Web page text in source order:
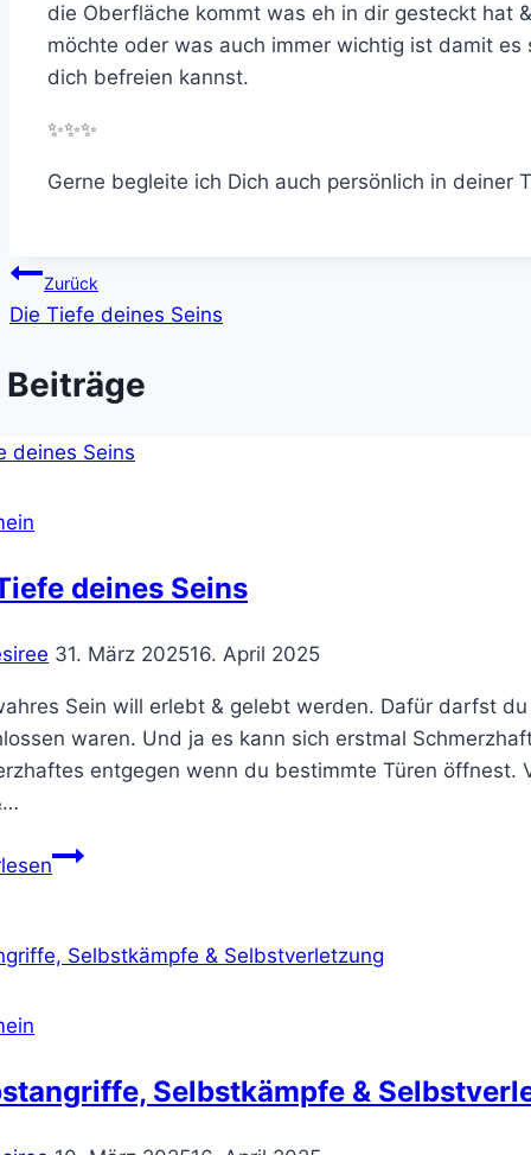
die Oberfläche kommt was eh in dir gesteckt hat
möchte oder was auch immer wichtig ist damit
dich befreien kannst.
✨✨✨
Gerne begleite ich Dich auch persönlich in deiner
Beitragsnavigation
Zurück
Die Tiefe deines Seins
deines Seins
31. März 202516. April 2025
Sein will erlebt & gelebt werden. Dafür darfst
waren. Und ja es kann sich erstmal
entgegen wenn du bestimmte Türen öffnest.
Die
Seins
Selbstkämpfe &